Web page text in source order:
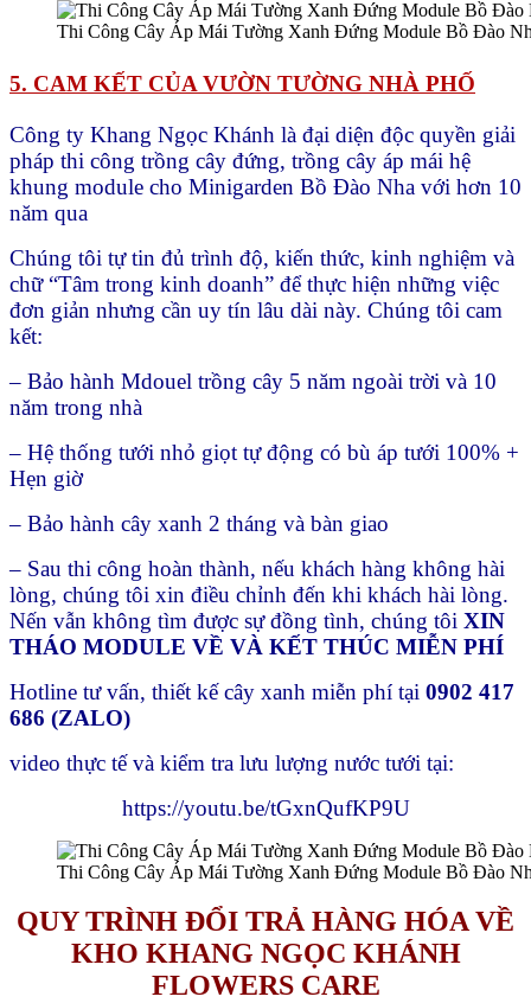
Thi Công Cây Áp Mái Tường Xanh Đứng Module Bồ Đào
5. CAM KẾT CỦA VƯỜN TƯỜNG NHÀ PHỐ
Công ty Khang Ngọc Khánh là đại diện độc quyền giải
pháp thi công trồng cây đứng, trồng cây áp mái hệ
khung module cho Minigarden Bồ Đào Nha với hơn 10
năm qua
Chúng tôi tự tin đủ trình độ, kiến thức, kinh nghiệm và
chữ “Tâm trong kinh doanh” để thực hiện những việc
đơn giản nhưng cần uy tín lâu dài này. Chúng tôi cam
kết:
– Bảo hành Mdouel trồng cây 5 năm ngoài trời và 10
năm trong nhà
– Hệ thống tưới nhỏ giọt tự động có bù áp tưới 100% +
Hẹn giờ
– Bảo hành cây xanh 2 tháng và bàn giao
– Sau thi công hoàn thành, nếu khách hàng không hài
lòng, chúng tôi xin điều chỉnh đến khi khách hài lòng.
Nến vẫn không tìm được sự đồng tình, chúng tôi XIN
THÁO MODULE VỀ VÀ KẾT THÚC MIỄN PHÍ
Hotline tư vấn, thiết kế cây xanh miễn phí tại 0902 417
686 (ZALO)
video thực tế và kiểm tra lưu lượng nước tưới tại:
https://youtu.be/tGxnQufKP9U
Thi Công Cây Áp Mái Tường Xanh Đứng Module Bồ Đào
QUY TRÌNH ĐỔI TRẢ HÀNG HÓA VỀ
KHO KHANG NGỌC KHÁNH
FLOWERS CARE